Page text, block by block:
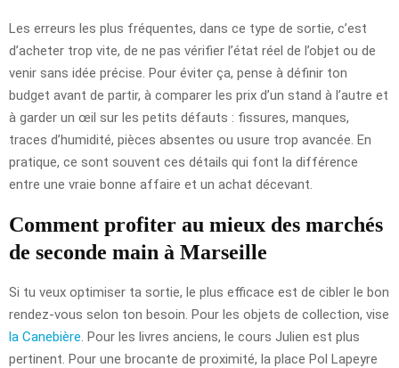
Les erreurs les plus fréquentes, dans ce type de sortie, c’est
d’acheter trop vite, de ne pas vérifier l’état réel de l’objet ou de
venir sans idée précise. Pour éviter ça, pense à définir ton
budget avant de partir, à comparer les prix d’un stand à l’autre et
à garder un œil sur les petits défauts : fissures, manques,
traces d’humidité, pièces absentes ou usure trop avancée. En
pratique, ce sont souvent ces détails qui font la différence
entre une vraie bonne affaire et un achat décevant.
Comment profiter au mieux des marchés
de seconde main à Marseille
Si tu veux optimiser ta sortie, le plus efficace est de cibler le bon
rendez-vous selon ton besoin. Pour les objets de collection, vise
la Canebière . Pour les livres anciens, le cours Julien est plus
pertinent. Pour une brocante de proximité, la place Pol Lapeyre